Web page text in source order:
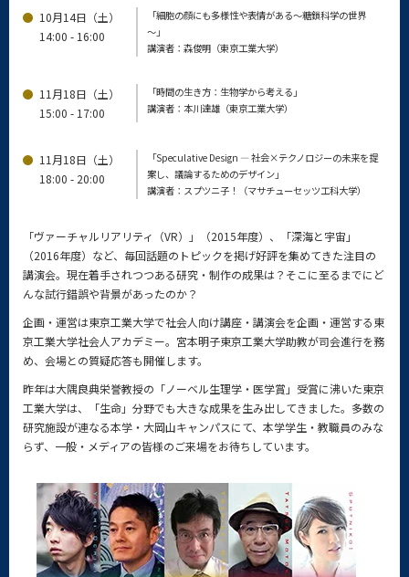
10月14日（土）
14:00 - 16:00
「細胞の顔にも多様性や表情がある～糖鎖科学の世界
～」
講演者：森俊明（東京工業大学）
11月18日（土）
15:00 - 17:00
「時間の生き方：生物学から考える」
講演者：本川達雄（東京工業大学）
11月18日（土）
18:00 - 20:00
「Speculative Design ― 社会×テクノロジーの未来を提
案し、議論するためのデザイン」
講演者：スプツニ子！（マサチューセッツ工科大学）
「ヴァーチャルリアリティ（VR）」（2015年度）、「深海と宇宙」
（2016年度）など、毎回話題のトピックを掲げ好評を集めてきた注目の
講演会。現在着手されつつある研究・制作の成果は？そこに至るまでにど
んな試行錯誤や背景があったのか？
企画・運営は東京工業大学で社会人向け講座・講演会を企画・運営する東
京工業大学社会人アカデミー。宮本明子東京工業大学助教が司会進行を務
め、会場との質疑応答も開催します。
昨年は大隅良典栄誉教授の「ノーベル生理学・医学賞」受賞に沸いた東京
工業大学は、「生命」分野でも大きな成果を生み出してきました。多数の
研究施設が連なる本学・大岡山キャンパスにて、本学学生・教職員のみな
らず、一般・メディアの皆様のご来場をお待ちしています。